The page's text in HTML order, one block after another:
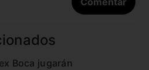
Boca jugarán